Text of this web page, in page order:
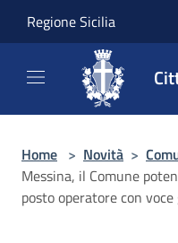
Regione Sicilia
Home > Novità >
Messina, il Comune
posto operatore con